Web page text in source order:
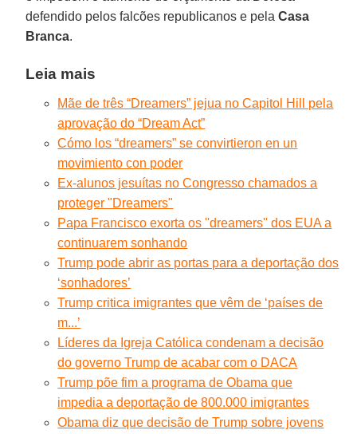
defendido pelos falcões republicanos e pelaCasa
Branca.
Leia mais
Mãe de três “Dreamers” jejua no Capitol Hill pela
aprovação do “Dream Act”
Cómo los “dreamers” se convirtieron en un
movimiento con poder
Ex-alunos jesuítas no Congresso chamados a
proteger "Dreamers"
Papa Francisco exorta os ''dreamers'' dos EUA a
continuarem sonhando
Trump pode abrir as portas para a deportação dos
‘sonhadores’
Trump critica imigrantes que vêm de ‘países de
m...’
Líderes da Igreja Católica condenam a decisão
do governo Trump de acabar com o DACA
Trump põe fim a programa de Obama que
impedia a deportação de 800.000 imigrantes
Obama diz que decisão de Trump sobre jovens